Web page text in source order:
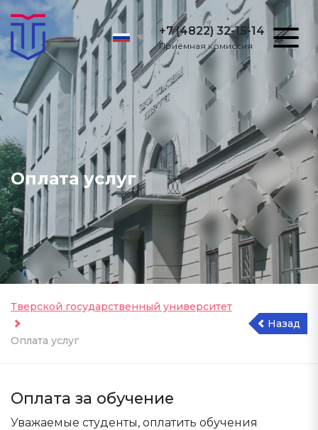
+7 (4822) 32-15-14
Приёмная комиссия
Оплата услуг
Тверской государственный университет
Оплата услуг
Назад
Оплата за обучение
Уважаемые студенты, оплатить обучения